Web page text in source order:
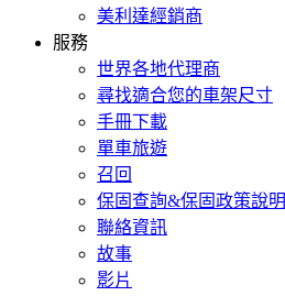
美利達經銷商
服務
世界各地代理商
尋找適合您的車架尺寸
手冊下載
單車旅遊
召回
保固查詢&保固政策說明
聯絡資訊
故事
影片